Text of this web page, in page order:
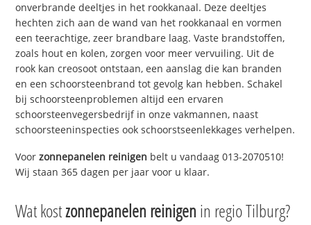
onverbrande deeltjes in het rookkanaal. Deze deeltjes
hechten zich aan de wand van het rookkanaal en vormen
een teerachtige, zeer brandbare laag. Vaste brandstoffen,
zoals hout en kolen, zorgen voor meer vervuiling. Uit de
rook kan creosoot ontstaan, een aanslag die kan branden
en een schoorsteenbrand tot gevolg kan hebben. Schakel
bij schoorsteenproblemen altijd een ervaren
schoorsteenvegersbedrijf in onze vakmannen, naast
schoorsteeninspecties ook schoorstseenlekkages verhelpen.
Voorzonnepanelen reinigen belt u vandaag 013-2070510!
Wij staan 365 dagen per jaar voor u klaar.
Wat kostzonnepanelen reinigen in regio Tilburg?